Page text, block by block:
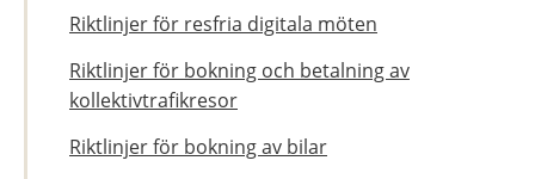
Riktlinjer för resfria digitala möten
Riktlinjer för bokning och betalning av
kollektivtrafikresor
Riktlinjer för bokning av bilar